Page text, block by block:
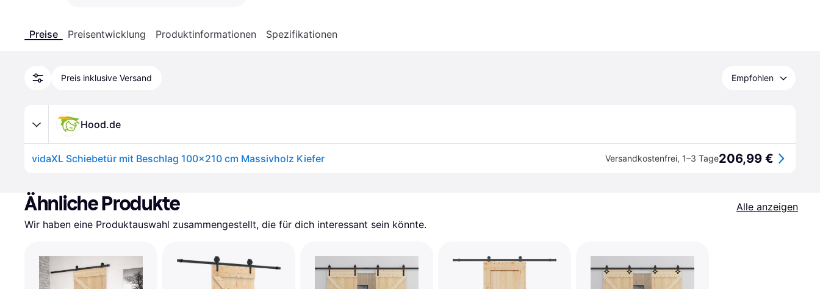
Preise Preisentwicklung Produktinformationen Spezifikationen
Preis inklusive Versand Empfohlen
Hood.de
vidaXL Schiebetür mit Beschlag 100x210 cm Massivholz Kiefer Versandkostenfrei, 1–3 Tage206,99 €
Ähnliche Produkte
Alle anzeigen
Wir haben eine Produktauswahl zusammengestellt, die für dich interessant sein könnte.